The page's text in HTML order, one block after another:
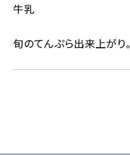
牛乳
旬のてんぷら出来上がり。